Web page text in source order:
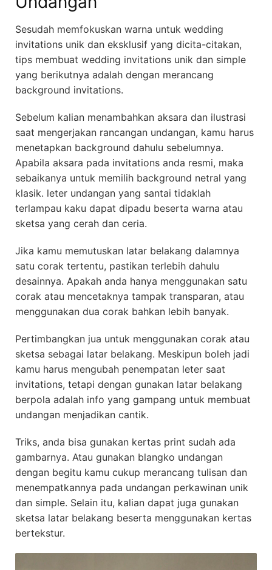
Sesudah memfokuskan warna untuk wedding
invitations unik dan eksklusif yang dicita-citakan,
tips membuat wedding invitations unik dan simple
yang berikutnya adalah dengan merancang
background invitations.
Sebelum kalian menambahkan aksara dan ilustrasi
saat mengerjakan rancangan undangan, kamu harus
menetapkan background dahulu sebelumnya.
Apabila aksara pada invitations anda resmi, maka
sebaikanya untuk memilih background netral yang
klasik. leter undangan yang santai tidaklah
terlampau kaku dapat dipadu beserta warna atau
sketsa yang cerah dan ceria.
Jika kamu memutuskan latar belakang dalamnya
satu corak tertentu, pastikan terlebih dahulu
desainnya. Apakah anda hanya menggunakan satu
corak atau mencetaknya tampak transparan, atau
menggunakan dua corak bahkan lebih banyak.
Pertimbangkan jua untuk menggunakan corak atau
sketsa sebagai latar belakang. Meskipun boleh jadi
kamu harus mengubah penempatan leter saat
invitations, tetapi dengan gunakan latar belakang
berpola adalah info yang gampang untuk membuat
undangan menjadikan cantik.
Triks, anda bisa gunakan kertas print sudah ada
gambarnya. Atau gunakan blangko undangan
dengan begitu kamu cukup merancang tulisan dan
menempatkannya pada undangan perkawinan unik
dan simple. Selain itu, kalian dapat juga gunakan
sketsa latar belakang beserta menggunakan kertas
bertekstur.